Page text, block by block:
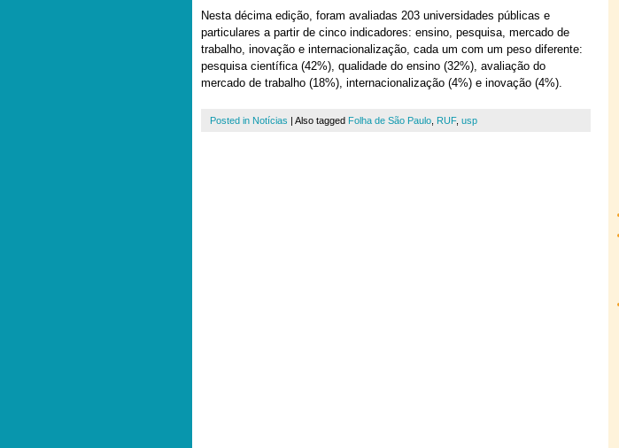
Nesta décima edição, foram avaliadas 203 universidades públicas e
particulares a partir de cinco indicadores: ensino, pesquisa, mercado de
trabalho, inovação e internacionalização, cada um com um peso diferente:
pesquisa científica (42%), qualidade do ensino (32%), avaliação do
mercado de trabalho (18%), internacionalização (4%) e inovação (4%).
Posted in Notícias | Also tagged Folha de São Paulo RUF, usp